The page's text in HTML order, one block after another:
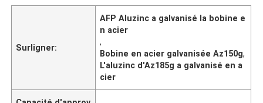
Surligner:
AFP Aluzinc a galvanisé la bobine e
n acier
,
Bobine en acier galvanisée Az150g,
L'aluzinc d'Az185g a galvanisé en a
cier